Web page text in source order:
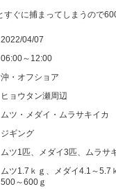
2022/04/07
06:00～12:00
沖・オフショア
ヒョウタン瀬周辺
ムツ・メダイ・ムラサキイカ
ジギング
ムツ1匹、メダイ3匹、ムラサ
ムツ1.7ｋｇ、メダイ4.1～5.7
500～600ｇ